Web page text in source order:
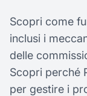
Scopri come
inclusi i
delle
Scopri perché
per gestire i